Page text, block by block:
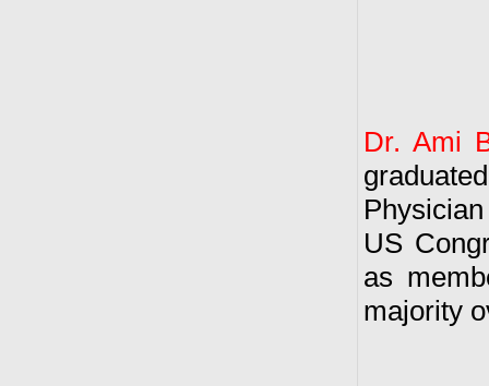
Dr. Ami
US
as
majority